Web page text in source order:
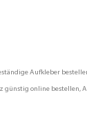
Aufkleber
online